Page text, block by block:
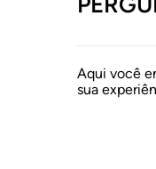
Aqui você
sua